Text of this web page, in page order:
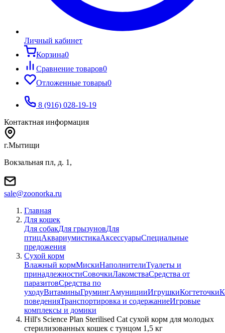
Личный кабинет
Корзина0
Сравнение товаров0
Отложенные товары0
8 (916) 028-19-19
Контактная информация
г.Мытищи
Вокзальная пл, д. 1,
sale@zoonorka.ru
Главная
Для кошек
Для собакДля грызуновДля
птицАквариумистикаАксессуарыСпециальные
предожения
Сухой корм
Влажный кормМискиНаполнителиТуалеты и
принадлежностиСовочкиЛакомстваСредства от
паразитовСредства по
уходуВитаминыГрумингАмуницииИгрушкиКогтеточки
поведенияТранспортировка и содержаниеИгровые
комплексы и домики
Hill's Science Plan Sterilised Cat сухой корм для молодых
стерилизованных кошек с тунцом 1,5 кг